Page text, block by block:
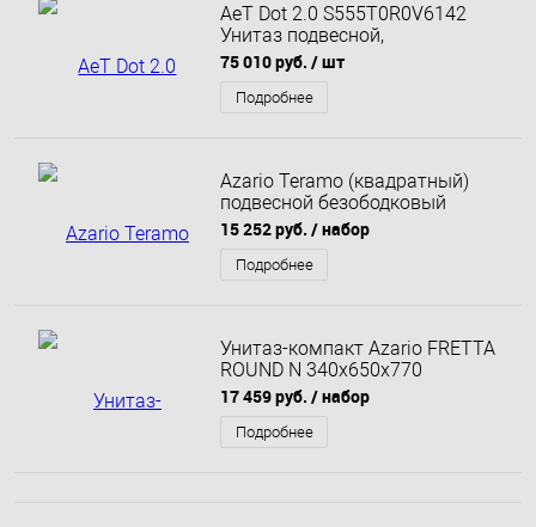
AeT Dot 2.0 S555T0R0V6142
Унитаз подвесной,
безободковый (розовый
матовый)
75 010 руб. / шт
Подробнее
Azario Teramo (квадратный)
подвесной безободковый
унитаз в комплекте с сидением
микролифт
15 252 руб. / набор
Подробнее
Унитаз-компакт Azario FRETTA
ROUND N 340х650х770
напольный, безободковый, c
быстросьемным сиденьем
микролифт (AZ-1038A)
17 459 руб. / набор
Подробнее